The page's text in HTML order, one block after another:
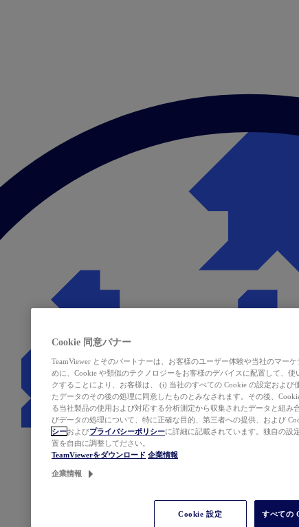
Cookie 同意バナー
TeamViewer とそのパートナーは、お客様のユーザー体験や当社のマー
めに、Cookie や類似のテクノロジーをお客様のデバイスに配置して、使
クすることにより、お客様は、 (i) 当社のすべての Cookie の設定およ
たデータのその後の処理に同意したものとみなされます。その後、
る当社製品の使用および対応する分析測定から収集されたデータと組み
びデータの処理について、特に正確な目的、第三者への提供、および
シーおよびプライバシーポリシーに詳細に記載されています。独自の設
置を自由に調整してださい。
TeamViewerをダウンロード 企業情報
企業情報
Cookie 設定 すべての